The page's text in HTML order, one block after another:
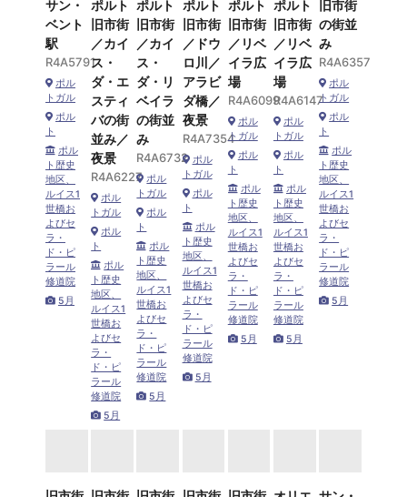
サン・
ベント
駅
R4A5791
ポル
トガル
ポル
ト
ポル
ト歴史
地区、
ルイス1
世橋お
よびセ
ラ・
ド・ピ
ラール
修道院
5月
ポルト
旧市街
／カイ
ス・
ダ・エ
スティ
バの街
並み／
夜景
R4A6227
ポル
トガル
ポル
ト
ポル
ト歴史
地区、
ルイス1
世橋お
よびセ
ラ・
ド・ピ
ラール
修道院
5月
ポルト
旧市街
／カイ
ス・
ダ・リ
ベイラ
の街並
み
R4A6732
ポル
トガル
ポル
ト
ポル
ト歴史
地区、
ルイス1
世橋お
よびセ
ラ・
ド・ピ
ラール
修道院
5月
ポルト
旧市街
／ドウ
ロ川／
アラビ
ダ橋／
夜景
R4A7354
ポル
トガル
ポル
ト
ポル
ト歴史
地区、
ルイス1
世橋お
よびセ
ラ・
ド・ピ
ラール
修道院
5月
ポルト
旧市街
／リベ
イラ広
場
R4A6099
ポル
トガル
ポル
ト
ポル
ト歴史
地区、
ルイス1
世橋お
よびセ
ラ・
ド・ピ
ラール
修道院
5月
ポルト
旧市街
／リベ
イラ広
場
R4A6147
ポル
トガル
ポル
ト
ポル
ト歴史
地区、
ルイス1
世橋お
よびセ
ラ・
ド・ピ
ラール
修道院
5月
旧市街
の街並
み
R4A6357
ポル
トガル
ポル
ト
ポル
ト歴史
地区、
ルイス1
世橋お
よびセ
ラ・
ド・ピ
ラール
修道院
5月